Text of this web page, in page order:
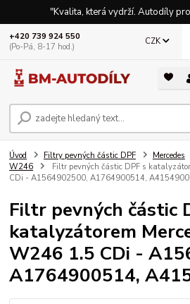
"Kvalita, která vydrží. Autodíly
CZK
+420 739 924 550
(Po-Pá, 8-17 hod.)
Úvod Filtry pevných částic DPF Mercedes
W246
Filtr pevných částic DPF s
CDi - A1564902500, A1764900514,
Filtr pevných částic
katalyzátorem
W246 1.5 CDi -
A1764900514,